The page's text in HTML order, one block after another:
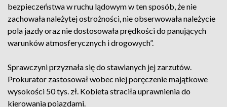
bezpieczeństwa w ruchu lądowym w ten sposób, że nie
zachowała należytej ostrożności, nie obserwowała należycie
pola jazdy oraz nie dostosowała prędkości do panujących
warunków atmosferycznych i drogowych”.
Sprawczyni przyznała się do stawianych jej zarzutów.
Prokurator zastosował wobec niej poręczenie majątkowe
wysokości 50 tys. zł. Kobieta straciła uprawnienia do
kierowania pojazdami.